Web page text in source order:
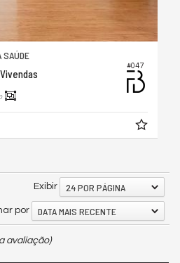
#047
SAÚDE
Exibir 24 POR PÁGINA
por DATA MAIS RECENTE
avaliação)